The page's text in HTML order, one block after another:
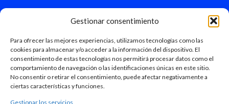
Gestionar consentimiento
Para ofrecer las mejores experiencias, utilizamos tecnologías como las
cookies para almacenar y/o acceder a la información del dispositivo. El
consentimiento de estas tecnologías nos permitirá procesar datos como el
comportamiento de navegación o las identificaciones únicas en este sitio.
No consentir o retirar el consentimiento, puede afectar negativamente a
ciertas características y funciones.
Gestionar los servicios
¿DÓNDE ESTAMOS?
MADRID